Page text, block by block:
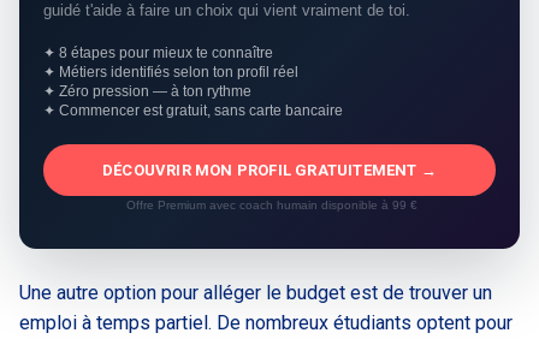
guidé t'aide à faire un choix qui vient vraiment de toi.
✦ 8 étapes pour mieux te connaître
✦ Métiers identifiés selon ton profil réel
✦ Zéro pression — à ton rythme
✦ Commencer est gratuit, sans carte bancaire
DÉCOUVRIR MON PROFIL GRATUITEMENT →
Offre Premium avec coach humain disponible à 99 €
Une autre option pour alléger le budget est de trouver un
emploi à temps partiel. De nombreux étudiants optent pour